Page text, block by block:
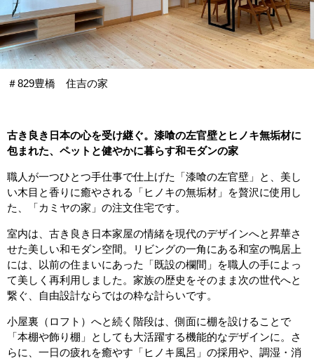
＃829豊橋 住吉の家
古き良き日本の心を受け継ぐ。漆喰の左官壁とヒノキ無垢材に
包まれた、ペットと健やかに暮らす和モダンの家
職人が一つひとつ手仕事で仕上げた「漆喰の左官壁」と、美し
い木目と香りに癒やされる「ヒノキの無垢材」を贅沢に使用し
た、「カミヤの家」の注文住宅です。
室内は、古き良き日本家屋の情緒を現代のデザインへと昇華さ
せた美しい和モダン空間。リビングの一角にある和室の鴨居上
には、以前の住まいにあった「既設の欄間」を職人の手によっ
て美しく再利用しました。家族の歴史をそのまま次の世代へと
繋ぐ、自由設計ならではの粋な計らいです。
小屋裏（ロフト）へと続く階段は、側面に棚を設けることで
「本棚や飾り棚」としても大活躍する機能的なデザインに。さ
らに、一日の疲れを癒やす「ヒノキ風呂」の採用や、調湿・消